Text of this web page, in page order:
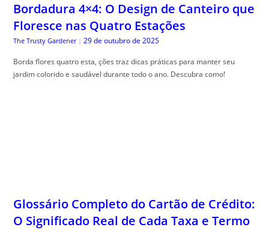
Bordadura 4×4: O Design de Canteiro que
Floresce nas Quatro Estações
The Trusty Gardener | 29 de outubro de 2025
Borda flores quatro esta, ções traz dicas práticas para manter seu
jardim colorido e saudável durante todo o ano. Descubra como!
Gloss, ário cartão crédito completo é seu guia para desmistificar termos
financeiros e facilitar sua compreensão.